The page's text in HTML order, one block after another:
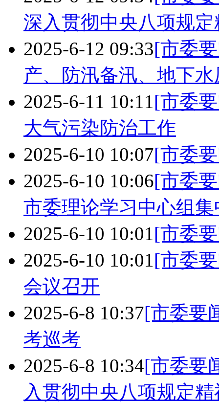
深入贯彻中央八项规
2025-6-12 09:33[市委
产、防汛备汛、地下
2025-6-11 10:11[市委
大气污染防治工作
2025-6-10 10:07[市委
2025-6-10 10:06[市委
市委理论学习中心组
2025-6-10 10:01[市委
2025-6-10 10:01[市委
会议召开
2025-6-8 10:37[市委要
考巡考
2025-6-8 10:34[市委要
入贯彻中央八项规定